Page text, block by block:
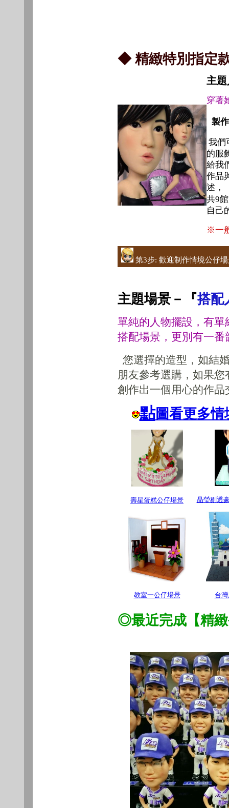
◆ 精緻特別指定
主
穿著
製
我們
的服
給我
作品
述
共9
自己
※一
第3步: 歡迎制作情境公仔
主題場景－『搭配
單純的人物擺設，有單
搭配場景，更別有一番
您選擇的造型，如結
朋友參考選購，如果
創作出一個用心的作
點圖看更多情
壽星蛋糕公仔場景 晶瑩剔透
教室一公仔場景 台
◎最近完成【精